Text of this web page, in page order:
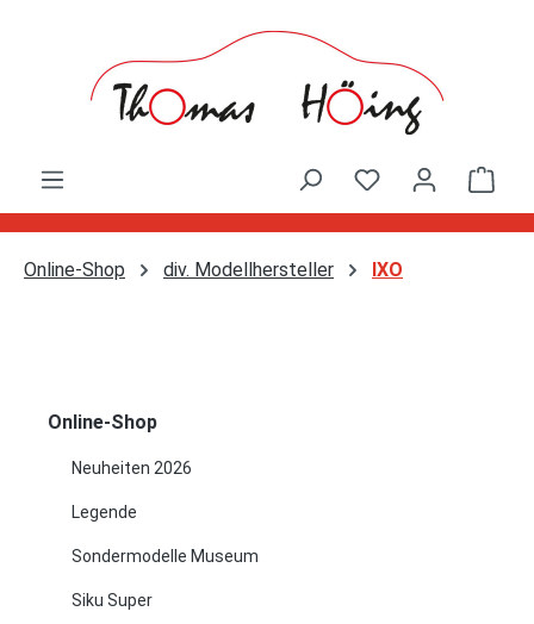
Online-Shop div. Modellhersteller IXO
Online-Shop
Neuheiten 2026
Legende
Sondermodelle Museum
Siku Super